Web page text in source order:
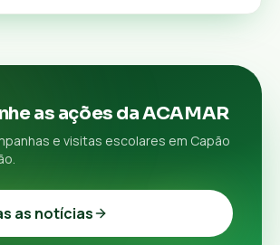
as ações da ACAMAR
e visitas escolares em Capão
as notícias